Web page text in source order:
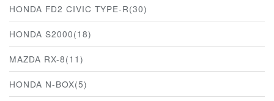
HONDA FD2 CIVIC TYPE-R(30)
HONDA S2000(18)
MAZDA RX-8(11)
HONDA N-BOX(5)